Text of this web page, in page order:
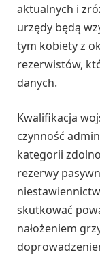
aktualnych i
urzędy będą
tym kobiety z
rezerwistów,
danych.
Kwalifikacja
czynność
kategorii
rezerwy
skutkować
nałożeniem